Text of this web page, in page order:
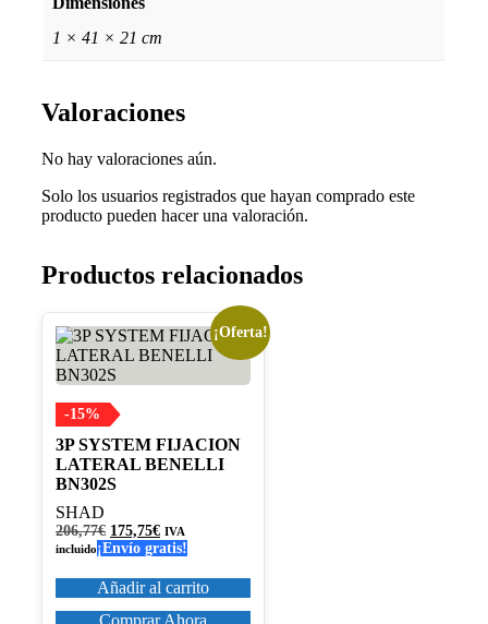
1 × 41 × 21 cm
Valoraciones
No hay valoraciones aún.
Solo los usuarios registrados que hayan comprado este
producto pueden hacer una valoración.
Productos relacionados
¡Oferta!
-15%
3P SYSTEM FIJACION
LATERAL BENELLI
BN302S
SHAD
206,77€ El
precio
era:
206,77€.
175,75€El
precio
es:
175,75€.
IVA
incluido¡Envío gratis!
Añadir al carrito
Comprar Ahora